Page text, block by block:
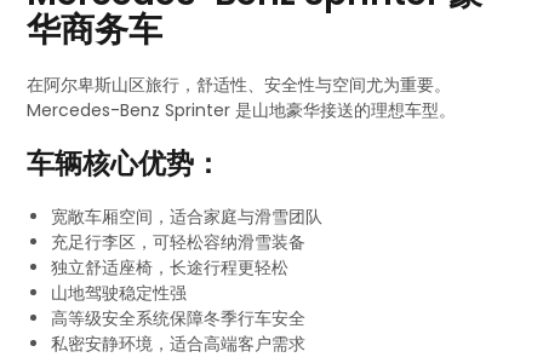
华商务车
在阿尔卑斯山区旅行，舒适性、安全性与空间尤为重要。
Mercedes-Benz Sprinter 是山地豪华接送的理想车型。
车辆核心优势：
宽敞车厢空间，适合家庭与滑雪团队
充足行李区，可轻松容纳滑雪装备
独立舒适座椅，长途行程更轻松
山地驾驶稳定性强
高等级安全系统保障冬季行车安全
私密安静环境，适合高端客户需求